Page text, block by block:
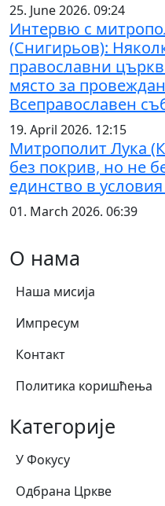
25. June 2026. 09:24
Интервю с
(Снигирьов):
православни
място за
Всеправославен
19. April 2026. 12:15
Митрополит Лука
без покрив, но не
единство в
01. March 2026. 06:39
О нама
Наша мисија
Импресум
Контакт
Политика коришћења
Категорије
У Фокусу
Одбрана Цркве